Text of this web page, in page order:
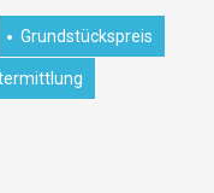
Grundstückspreis